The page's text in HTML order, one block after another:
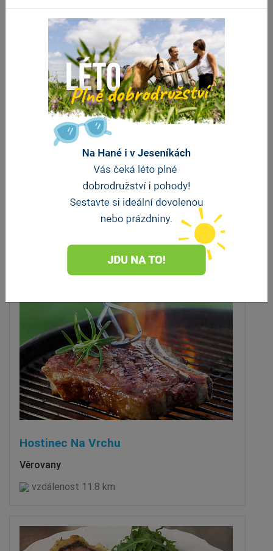
Restaurace a pivnice U Labutě
Hostinec Na Vrchu
Věrovany
vzdálenost 11.8 km